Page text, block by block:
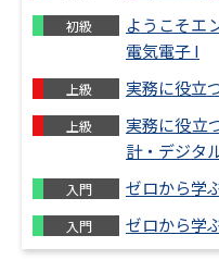
機械工
（４
制御技術（油圧
空圧・電気）
設計品質
初級
ようこそエ
電気電子 I
上級 実務に役立
上級
実務に役立
計・デジタ
入門 ゼロから学
入門 ゼロから学